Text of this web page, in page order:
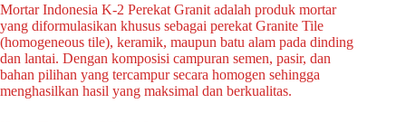
Mortar Indonesia K-2 Perekat Granit adalah produk mortar
yang diformulasikan khusus sebagai perekat Granite Tile
(homogeneous tile), keramik, maupun batu alam pada dinding
dan lantai. Dengan komposisi campuran semen, pasir, dan
bahan pilihan yang tercampur secara homogen sehingga
menghasilkan hasil yang maksimal dan berkualitas.